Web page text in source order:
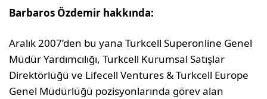
Barbaros Özdemir hakkında:
Aralık 2007’den bu yana Turkcell Superonline Genel
Müdür Yardımcılığı, Turkcell Kurumsal Satışlar
Direktörlüğü ve Lifecell Ventures & Turkcell Europe
Genel Müdürlüğü pozisyonlarında görev alan